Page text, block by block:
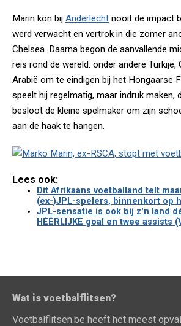
Marin kon bij Anderlecht nooit de impact
werd verwacht en vertrok in die zomer
Chelsea. Daarna begon de aanvallende
reis rond de wereld: onder andere Turkije,
Arabië om te eindigen bij het Hongaarse
speelt hij regelmatig, maar indruk maken,
besloot de kleine spelmaker om zijn
aan de haak te hangen.
Lees ook:
Dit Afrikaans voetballand telt
(ex-)JPL-spelers, binnenkort op
JPL-sensatie is ook bij z'n land
HÉÉRLIJKE goal en twee assists
Wat is voetbalflitsen?
Voetbalflitsen.be heeft het meest